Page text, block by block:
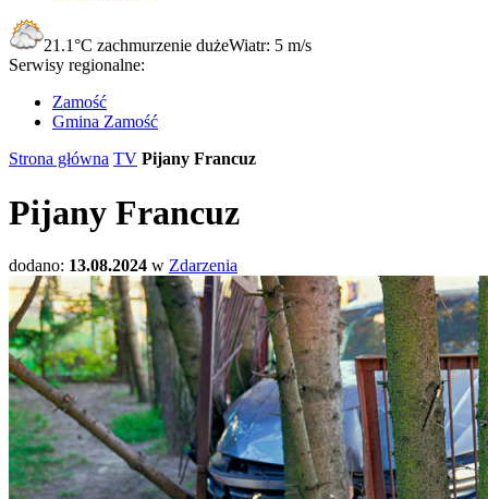
21.1°C zachmurzenie dużeWiatr: 5 m/s
Serwisy regionalne:
Zamość
Gmina Zamość
Strona główna TV Pijany Francuz
Pijany Francuz
dodano: 13.08.2024 w Zdarzenia